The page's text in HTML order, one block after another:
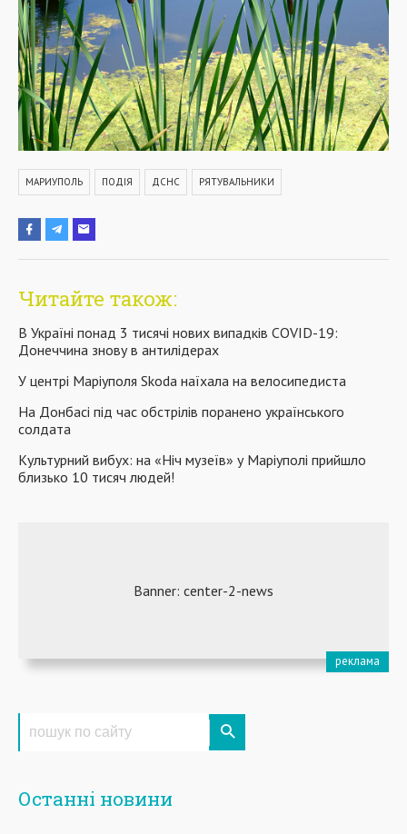
МАРИУПОЛЬ ПОДІЯ ДСНС РЯТУВАЛЬНИКИ
Читайте також:
В Україні понад 3 тисячі нових випадків COVID-19:
Донеччина знову в антилідерах
У центрі Маріуполя Skoda наїхала на велосипедиста
На Донбасі під час обстрілів поранено українського
солдата
Культурний вибух: на «Ніч музеїв» у Маріуполі прийшло
близько 10 тисяч людей!
Останні новини